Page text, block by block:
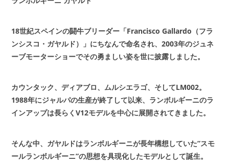
18世紀スペインの闘牛ブリーダー「Francisco Gallardo（フラ
ンシスコ・ガヤルド）」にちなんで命名され、2003年のジュネ
ーブモーターショーでその勇ましい姿を世に披露しました。
カウンタック、ディアブロ、ムルシエラゴ、そしてLM002。
1988年にジャルパの生産が終了して以来、ランボルギーニのラ
インアップは長らくV12モデルを中心に展開されてきました。
そんな中、ガヤルドはランボルギーニが長年構想していた”スモ
ールランボルギーニ”の思想を具現化したモデルとして誕生。